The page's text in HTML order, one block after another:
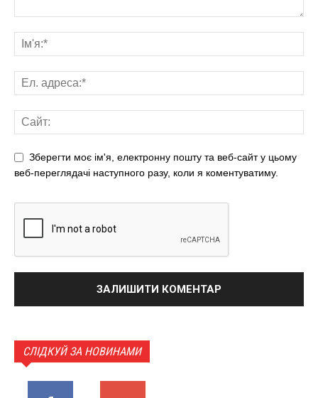
Зберегти моє ім'я, електронну пошту та веб-сайт у цьому
веб-переглядачі наступного разу, коли я коментуватиму.
СЛІДКУЙ ЗА НОВИНАМИ